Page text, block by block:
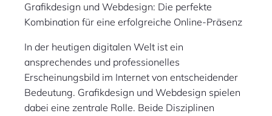
Grafikdesign und Webdesign: Die perfekte
Kombination für eine erfolgreiche Online-Präsenz
In der heutigen digitalen Welt ist ein
ansprechendes und professionelles
Erscheinungsbild im Internet von entscheidender
Bedeutung. Grafikdesign und Webdesign spielen
dabei eine zentrale Rolle. Beide Disziplinen